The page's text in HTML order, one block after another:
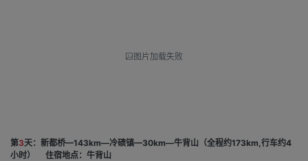
图片加载失败
第3天：新都桥—143km—冷碛镇—30km—牛背山（全程约173km,行车约4
小时）
住宿地点：牛背山